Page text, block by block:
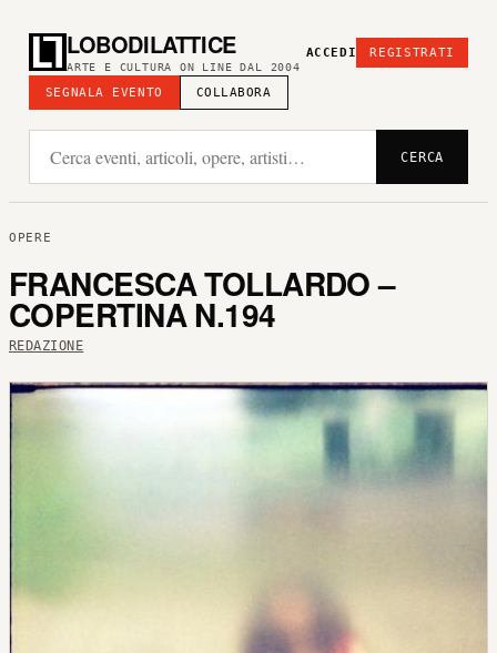
LOBODILATTICE
ARTE E CULTURA ON LINE DAL 2004
SEGNALA EVENTO COLLABORA
ACCEDI REGISTRATI
CERCA
OPERE
FRANCESCA TOLLARDO –
COPERTINA N.194
REDAZIONE